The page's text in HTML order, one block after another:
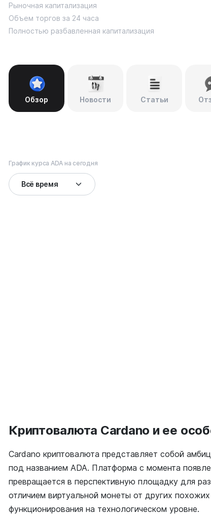
Рыночная капитализация
Объем торгов за 24 часа
Полностью разбавленная капитализация
Обзор Новости Статьи
График курса ADA на сегодня
Криптовалюта Cardano и ее
Cardano криптовалюта представляет собой
под названием ADA. Платформа с момента
превращается в перспективную площадку для
отличием виртуальной монеты от других
функционирования на технологическом уровне.